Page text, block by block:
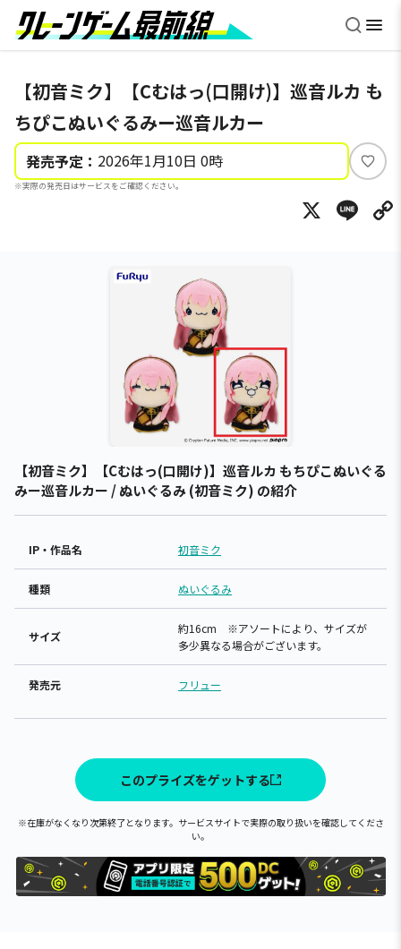
【初音ミク】【Cむはっ(口開け)】巡音ルカ も
ちぴこぬいぐるみー巡音ルカー
発売予定： 2026年1月10日 0時
※実際の発売日はサービスをご確認ください。
い
ね
X
【初音ミク】【Cむはっ(口開け)】巡音ルカ もちぴこぬいぐる
みー巡音ルカー / ぬいぐるみ (初音ミク) の紹介
IP・作品名 初音ミク
種類 ぬいぐるみ
サイズ
約16cm ※アソートにより、サイズが
多少異なる場合がございます。
発売元 フリュー
このプライズをゲットする
※在庫がなくなり次第終了となります。サービスサイトで実際の取り扱いを確認してくださ
い。